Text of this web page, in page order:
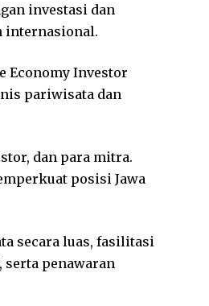
investasi dan
internasional.
Economy Investor
pariwisata dan
dan para mitra.
posisi Jawa
secara luas, fasilitasi
penawaran